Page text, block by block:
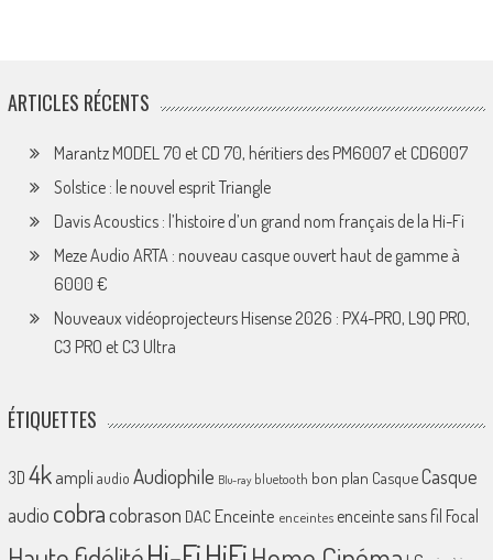
ARTICLES RÉCENTS
Marantz MODEL 70 et CD 70, héritiers des PM6007 et CD6007
Solstice : le nouvel esprit Triangle
Davis Acoustics : l’histoire d’un grand nom français de la Hi-Fi
Meze Audio ARTA : nouveau casque ouvert haut de gamme à
6000 €
Nouveaux vidéoprojecteurs Hisense 2026 : PX4-PRO, L9Q PRO,
C3 PRO et C3 Ultra
ÉTIQUETTES
3D 4k ampliaudio Audiophile Blu-ray bluetooth bon plan CasqueCasque
audio cobracobrason DAC Enceinte enceintes enceinte sans fil Focal